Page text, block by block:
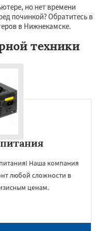
но нет времени
починкой? Обратитесь в
в Нижнекамске.
техники
Наша компания
любой сложности в
ценам.